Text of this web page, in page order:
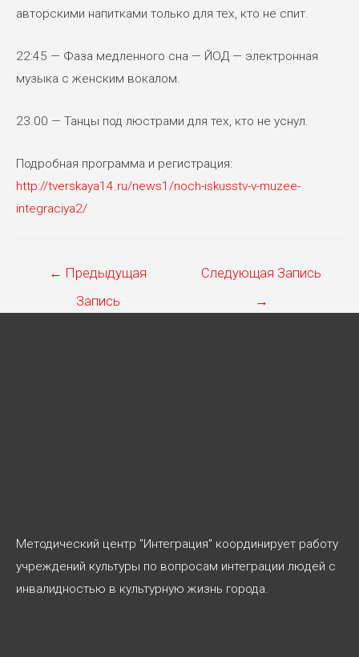
авторскими напитками только для тех, кто не спит.
22:45 — Фаза медленного сна — ЙОД — электронная
музыка с женским вокалом.
23.00 — Танцы под люстрами для тех, кто не уснул.
Подробная программа и регистрация:
http://tverskaya14.ru/news1/noch-iskusstv-v-muzee-
integraciya2/
Навигация
записям
← Предыдущая
Запись
Следующая Запись
→
Методический центр "Интеграция" координирует работу
учреждений культуры по вопросам интеграции людей с
инвалидностью в культурную жизнь города.